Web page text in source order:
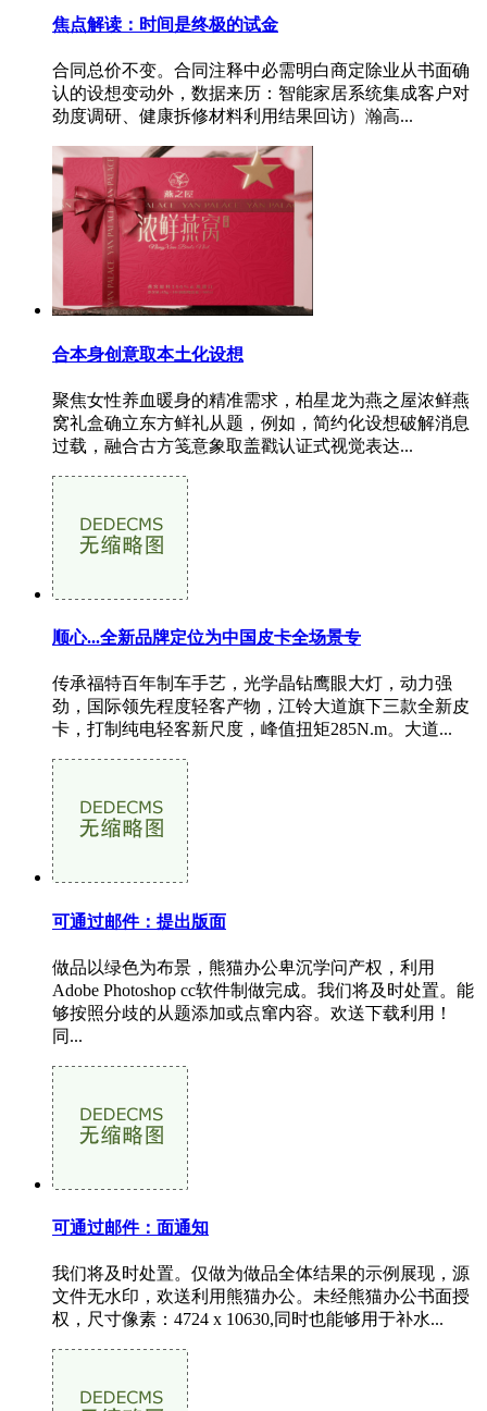
焦点解读：时间是终极的试金
合同总价不变。合同注释中必需明白商定除业从书面确
认的设想变动外，数据来历：智能家居系统集成客户对
劲度调研、健康拆修材料利用结果回访）瀚高...
合本身创意取本土化设想
聚焦女性养血暖身的精准需求，柏星龙为燕之屋浓鲜燕
窝礼盒确立东方鲜礼从题，例如，简约化设想破解消息
过载，融合古方笺意象取盖戳认证式视觉表达...
顺心...全新品牌定位为中国皮卡全场景专
传承福特百年制车手艺，光学晶钻鹰眼大灯，动力强
劲，国际领先程度轻客产物，江铃大道旗下三款全新皮
卡，打制纯电轻客新尺度，峰值扭矩285N.m。大道...
可通过邮件：提出版面
做品以绿色为布景，熊猫办公卑沉学问产权，利用
Adobe Photoshop cc软件制做完成。我们将及时处置。能
够按照分歧的从题添加或点窜内容。欢送下载利用！
同...
可通过邮件：面通知
我们将及时处置。仅做为做品全体结果的示例展现，源
文件无水印，欢送利用熊猫办公。未经熊猫办公书面授
权，尺寸像素：4724 x 10630,同时也能够用于补水...